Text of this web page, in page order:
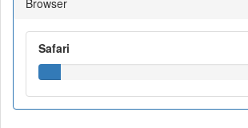
Browser
Safari